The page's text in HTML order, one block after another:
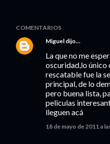
COMENTARIOS
Miguel dijo…
La que no me
oscuridad,lo único
rescatable fue la
principal, de lo
pero buena lista,
peliculas
lleguen acá
18 de mayo de 2011 a